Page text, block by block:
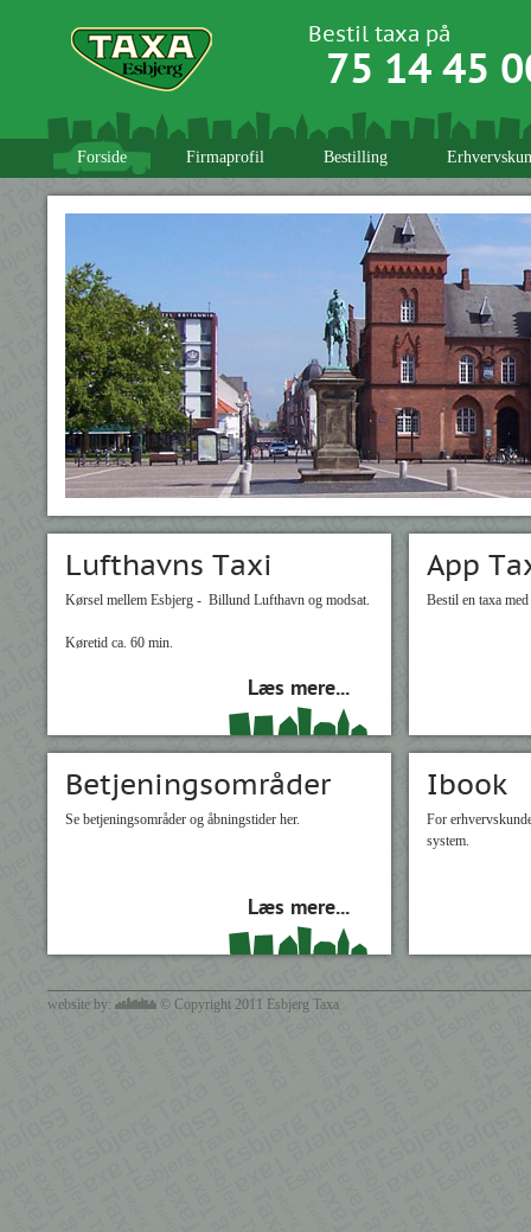
Bestil taxa på
75 14 45
Forside Firmaprofil Bestilling
Lufthavns Taxi
Kørsel mellem Esbjerg - Billund Lufthavn og modsat.
Køretid ca. 60 min.
Læs mere...
App
Bestil en taxa
Betjeningsområder
Se betjeningsområder og åbningstider her.
Læs mere...
Ibook
For
system.
website by: © Copyright 2011 Esbjerg Taxa